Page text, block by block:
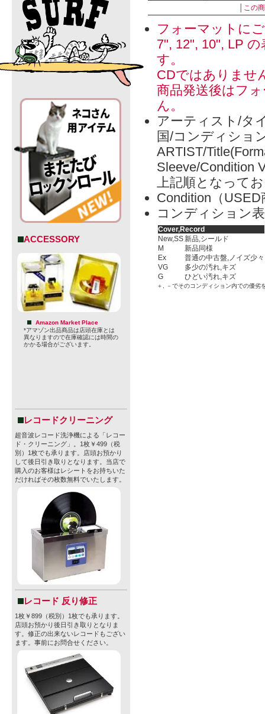
ACCESSORY
Amazon Market Place
*アマゾン出品商品は店頭在庫とは
異なりますので在庫確認には時間の
かかる場合がございます。
レコードクリーニング
超音波レコード洗浄機による「レコー
ド・クリーニング」。1枚￥499（税
別）1枚でも承ります。店頭お預かり
して後日引き取りとなります。当店で
購入のお客様はレシートをお持ちいた
だければその枚数無料でいたします。
レコード 反り修正
1枚￥899（税別）1枚でも承ります。
店頭お預かり後日引き取りとなりま
す。修正の出来ないレコードもござい
ます。事前にお問合せください。
この
フォーマットに
7", 12", 10", LP
す。
CDではありませ
商品発送後はフ
ん。
アーティスト/タ
国/コンディショ
ARTIST/
Sleeve/Condition
上記順となって
Condition（
コンディション
Cover,Record
New,SS新品,シールド
M
新品同様
Ex
普通の中古盤,ノイズ少々
VG
多少の汚れ,キズ
G
ひどい汚れ,キズ
＋, －でそのコンディション内での優劣